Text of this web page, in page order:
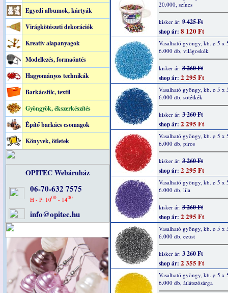
Egyedi albumok, kártyák
Virágkötészeti dekorációk
Kreatív alapanyagok
Modellezés, formaöntés
Hagyományos technikák
Barkácsfilc, textil
Gyöngyök, ékszerkészítés
Építő barkács csomagok
Könyvek, ötletek
OPITEC Webáruház
06-70-632 7575
H - P: 1000- 1400
info@opitec.hu
20.000, színes
kisker ár: 9 425 Ft
shop ár: 8 120 Ft
Vasalható gyöngy, kb. ø 5 x
6.000 db, világoskék
kisker ár: 3 260 Ft
shop ár: 2 295 Ft
Vasalható gyöngy, kb. ø 5 x
6.000 db, sötétkék
kisker ár: 3 260 Ft
shop ár: 2 295 Ft
Vasalható gyöngy, kb. ø 5 x
6.000 db, piros
kisker ár: 3 260 Ft
shop ár: 2 295 Ft
Vasalható gyöngy, kb. ø 5 x
6.000 db, lila
kisker ár: 3 260 Ft
shop ár: 2 295 Ft
Vasalható gyöngy, kb. ø 5 x
6.000 db, ezüst
kisker ár: 3 260 Ft
shop ár: 2 355 Ft
Vasalható gyöngy, kb. ø 5 x
6.000 db, átlátszósárga